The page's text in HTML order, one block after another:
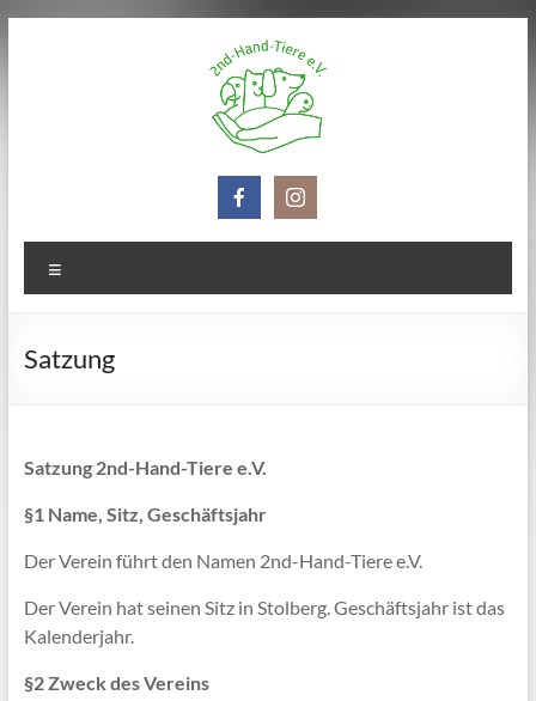
Hand-
Tiere
Satzung
Satzung 2nd-Hand-Tiere e.V.
§1 Name, Sitz, Geschäftsjahr
Der Verein führt den Namen 2nd-Hand-Tiere e.V.
Der Verein hat seinen Sitz in Stolberg. Geschäftsjahr ist das
Kalenderjahr.
§2 Zweck des Vereins